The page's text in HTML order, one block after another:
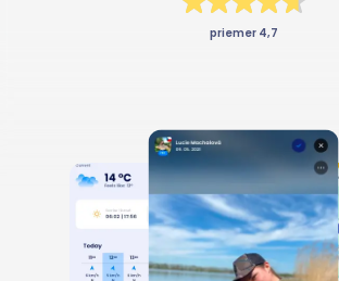
priemer 4,7